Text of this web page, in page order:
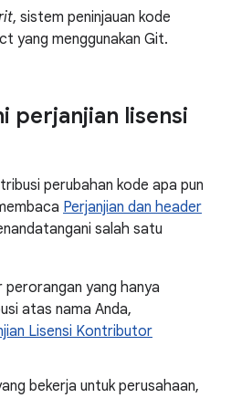
, sistem peninjauan kode
yang menggunakan Git.
perjanjian lisensi
perubahan kode apa pun
Perjanjian dan header
salah satu
yang hanya
atas nama Anda,
Lisensi Kontributor
bekerja untuk perusahaan,